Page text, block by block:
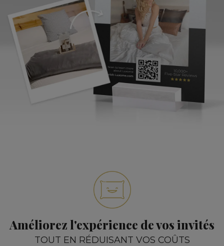
Améliorez l'expérience de vos invités
TOUT EN RÉDUISANT VOS COÛTS